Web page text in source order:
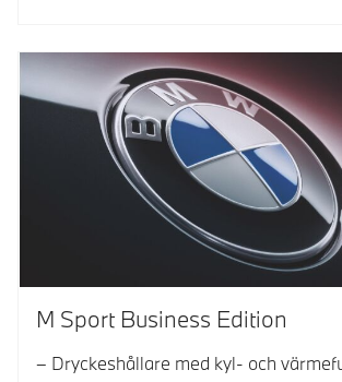
M Sport Business Edition
Dryckeshållare med kyl- och